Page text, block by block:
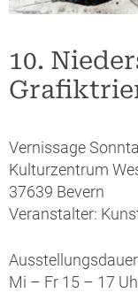
10.
Vernissage
Kulturzentrum
37639 Bevern
Veranstalter:
Mi – Fr 15 – 17